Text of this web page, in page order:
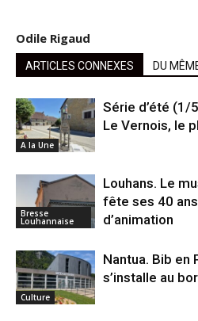
Odile Rigaud
ARTICLES CONNEXES DU
A la Une
Série d’été (1/
Le Vernois, le
Bresse
Louhannaise
Louhans. Le
fête ses 40
d’animation
Culture
Nantua. Bib en
s’installe au